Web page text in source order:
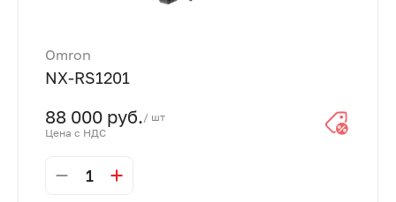
Omron
NX-RS1201
88 000 руб./ шт
Цена с НДС
1